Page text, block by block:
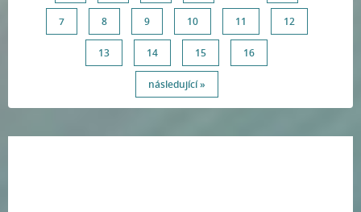
7 8 9 10 11 12
13 14 15 16
následující »